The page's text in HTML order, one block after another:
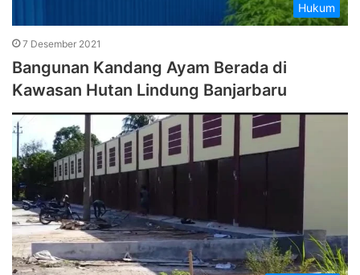
Hukum
7 Desember 2021
Bangunan Kandang Ayam Berada di
Kawasan Hutan Lindung Banjarbaru